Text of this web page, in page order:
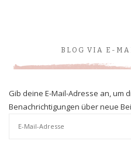
BLOG VIA E-
Gib deine E-Mail-Adresse an, um
Benachrichtigungen über neue